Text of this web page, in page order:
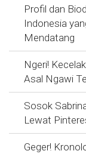
Profil dan
Indonesia
Mendatang
Ngeri!
Asal Ngawi
Sosok
Lewat
Geger!